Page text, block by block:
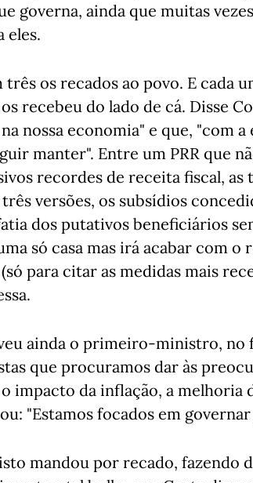
governa, ainda que muitas
eles.
três os recados ao povo. E cada
recebeu do lado de cá. Disse
nossa economia" e que, "com
manter". Entre um PRR que
recordes de receita fiscal, as
versões, os subsídios
dos putativos beneficiários
só casa mas irá acabar com
para citar as medidas mais
ainda o primeiro-ministro, no
que procuramos dar às
impacto da inflação, a melhoria
"Estamos focados em governar
mandou por recado, fazendo